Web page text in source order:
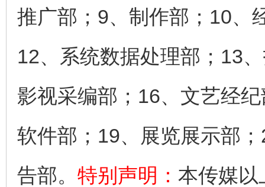
推广部；9、制作部；10、
12、系统数据处理部；13
影视采编部；16、文艺经
软件部；19、展览展示部
告部。 特别声明： 本传媒以